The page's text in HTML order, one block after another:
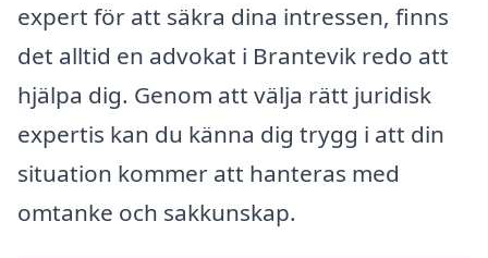
expert för att säkra dina intressen, finns
det alltid en advokat i Brantevik redo att
hjälpa dig. Genom att välja rätt juridisk
expertis kan du känna dig trygg i att din
situation kommer att hanteras med
omtanke och sakkunskap.